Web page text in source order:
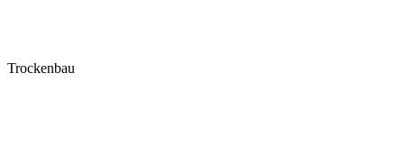
Trockenbau